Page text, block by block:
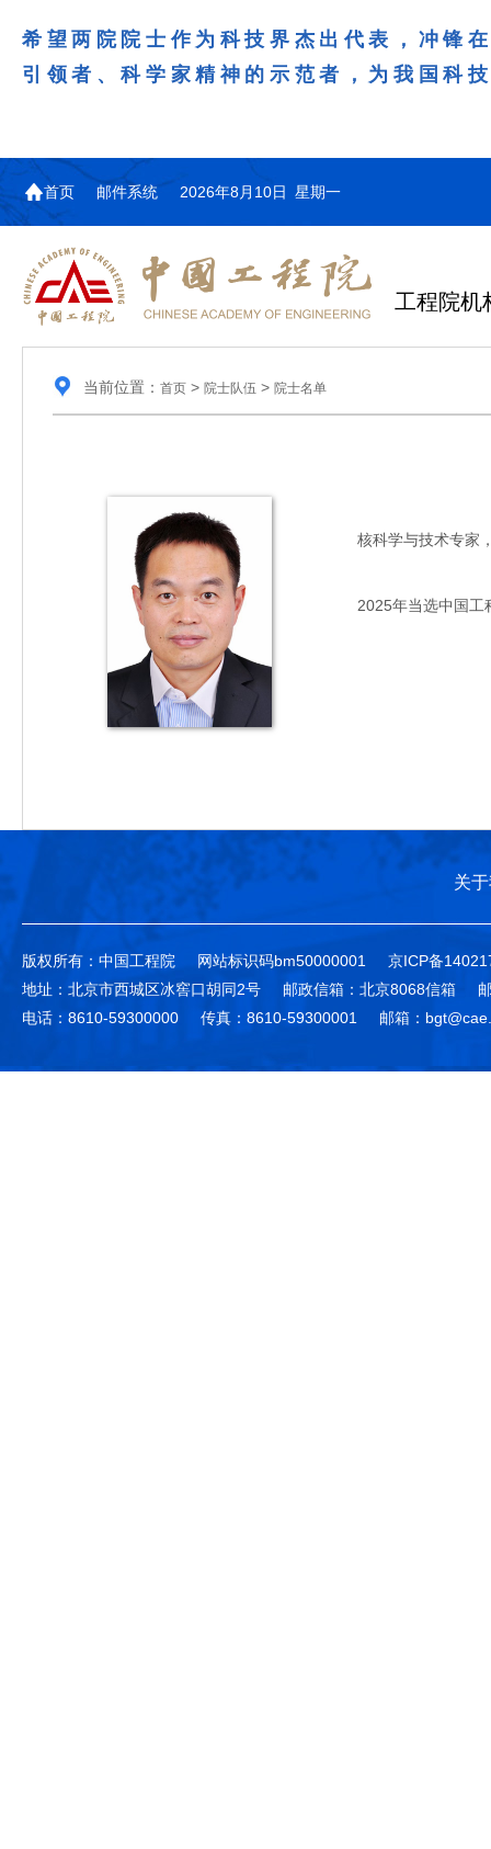
希望两院院士作为科技界杰出代表，冲锋
引领者、科学家精神的示范者，为我国科
首页 邮件系统 2026年8月10日 星期一
工程院机
当前位置： 首页> 院士队伍 > 院士名单
核科学与技术专家，
2025年当选中国工
关
版权所有：中国工程院 网站标识码bm50000001
京ICP备
地址：北京市西城区冰窖口胡同2号
邮政信箱：北京8068信箱
电话：8610-59300000
传真：8610-59300001 邮箱：